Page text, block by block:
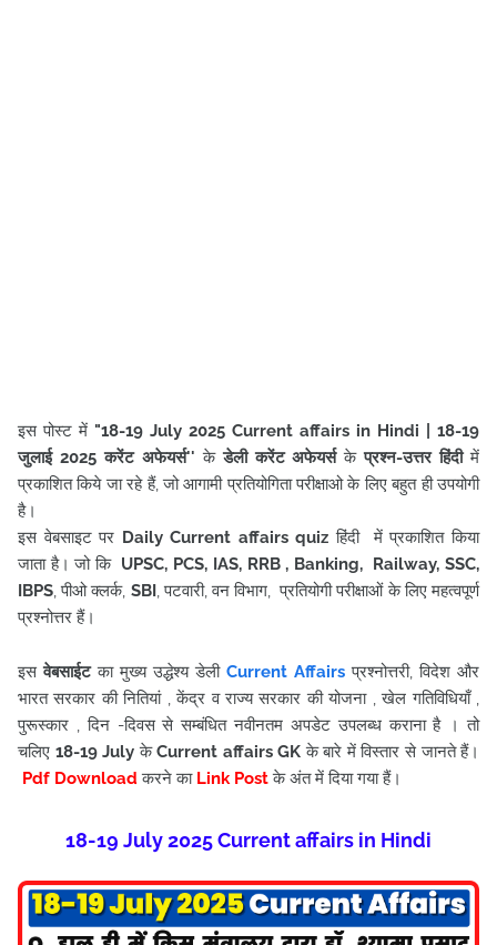
इस पोस्ट में "18-19 July 2025 Current affairs in Hindi | 18-19
जुलाई 2025करेंट अफेयर्स''के डेली करेंट अफेयर्सकेप्रश्न-उत्तर हिंदीमें
प्रकाशित किये जा रहे हैं, जो आगामी प्रतियोगिता परीक्षाओ के लिए बहुत ही उपयोगी
है।
इस वेबसाइट पर Daily Current affairs quiz हिंदी में प्रकाशित किया
जाता है। जो कि UPSC, PCS, IAS, RRB , Banking, Railway, SSC,
IBPS, पीओ क्लर्क, SBI, पटवारी, वन विभाग, प्रतियोगी परीक्षाओं के लिए महत्वपूर्ण
प्रश्नोत्तर हैं।
इसवेबसाईटका मुख्य उद्धेश्य डेली Current Affairs प्रश्नोत्तरी, विदेश और
भारत सरकार की नितियां , केंद्र व राज्य सरकार की योजना , खेल गतिविधियाँ ,
पुरूस्कार , दिन -दिवस से सम्बंधित नवीनतम अपडेट उपलब्ध कराना है । तो
चलिए 18-19 July के Current affairsGK के बारे में विस्तार से जानते हैं।
Pdf Download करने का Link Postके अंत में दिया गया हैं।
18-19 July2025Current affairs in Hindi